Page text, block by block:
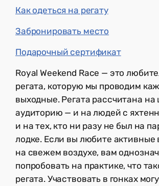
Как одеться на регату
Забронировать место
Подарочный сертификат
Royal Weekend Race — это
регата, которую мы проводим
выходные. Регата рассчитана
аудиторию — и на людей с
и на тех, кто ни разу не был на
лодке. Если вы любите активные
на свежем воздухе, вам
попробовать на практике, что
регата. Участвовать в гонках